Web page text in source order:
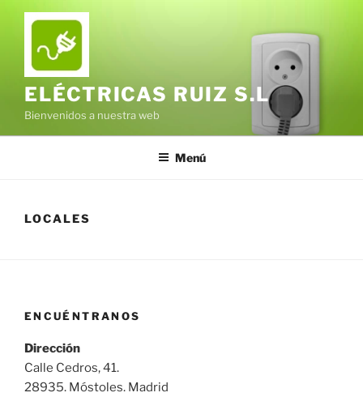
Saltar
contenido
ELÉCTRICAS RUIZ S.L
Bienvenidos a nuestra web
Menú
LOCALES
ENCUÉNTRANOS
Dirección
Calle Cedros, 41.
28935. Móstoles. Madrid